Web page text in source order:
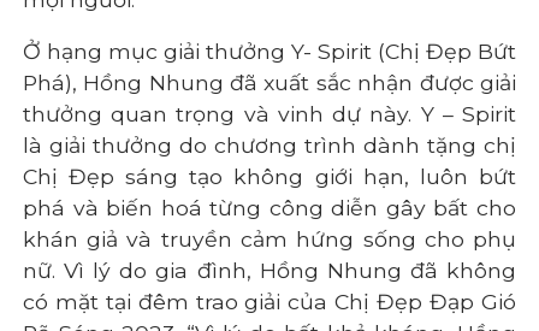
Ở hạng mục giải thưởng Y- Spirit (Chị Đẹp Bứt
Phá), Hồng Nhung đã xuất sắc nhận được giải
thưởng quan trọng và vinh dự này. Y – Spirit
là giải thưởng do chương trình dành tặng chị
Chị Đẹp sáng tạo không giới hạn, luôn bứt
phá và biến hoá từng công diễn gây bất cho
khán giả và truyền cảm hứng sống cho phụ
nữ. Vì lý do gia đình, Hồng Nhung đã không
có mặt tại đêm trao giải của Chị Đẹp Đạp Gió